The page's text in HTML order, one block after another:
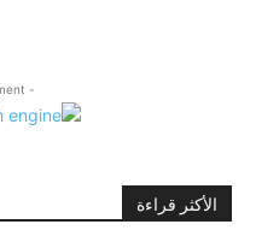
- Advertisment -
الأكثر قراءة